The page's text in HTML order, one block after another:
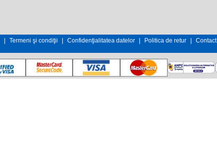
Termeni şi condiţii Confidenţialitatea datelor Politica de retur Contact